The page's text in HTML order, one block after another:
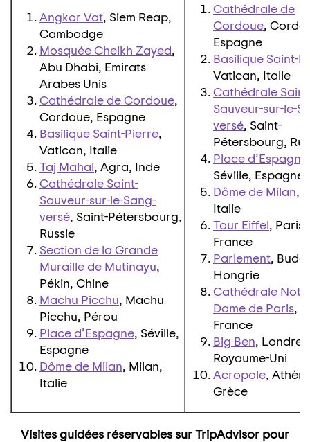
Angkor Vat, Siem Reap,
Cambodge
Mosquée Cheikh Zayed,
Abu Dhabi, Emirats
Arabes Unis
Cathédrale de Cordoue,
Cordoue, Espagne
Basilique Saint-Pierre,
Vatican, Italie
Taj Mahal, Agra, Inde
Cathédrale Saint-
Sauveur-sur-le-Sang-
versé, Saint-Pétersbourg,
Russie
Section de la Grande
Muraille de Mutinayu,
Pékin, Chine
Machu Picchu, Machu
Picchu, Pérou
Place d’Espagne, Séville,
Espagne
Dôme de Milan, Milan,
Italie
Cathédrale de
Cordoue,
Espagne
Basilique Saint-
Vatican, Italie
Cathédrale
Sauveur-sur-le-
versé, Saint-
Pétersbourg,
Place d’Espagne
Séville, Espagne
Dôme de Milan,
Italie
Tour Eiffel, Paris,
France
Parlement,
Hongrie
Cathédrale
Dame de Paris,
France
Big Ben,
Royaume-Uni
Acropole,
Grèce
Visites guidées réservables sur TripAdvisor pour